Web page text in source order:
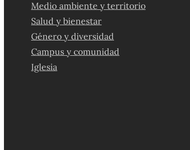
Medio ambiente y territorio
Salud y bienestar
Género y diversidad
Campus y comunidad
Iglesia